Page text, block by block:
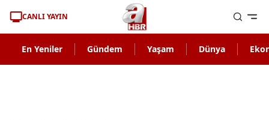
CANLI YAYIN
En Yeniler Gündem Yaşam Dünya